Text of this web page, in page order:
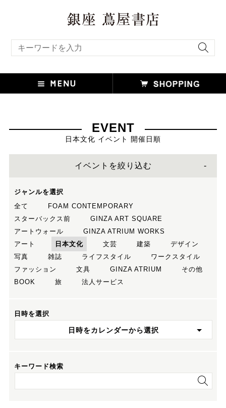
EVENT
日本文化 イベント 開催日順
イベントを絞り込む
ジャンルを選択
全て
FOAM CONTEMPORARY
スターバックス前
GINZA ART SQUARE
アートウォール
GINZA ATRIUM WORKS
アート
日本文化 文芸 建築
デザイン
写真
雑誌 ライフスタイル
ワークスタイル
ファッション
文具 GINZA ATRIUM
その他
BOOK
旅 法人サービス
日時を選択
日時をカレンダーから選択
キーワード検索